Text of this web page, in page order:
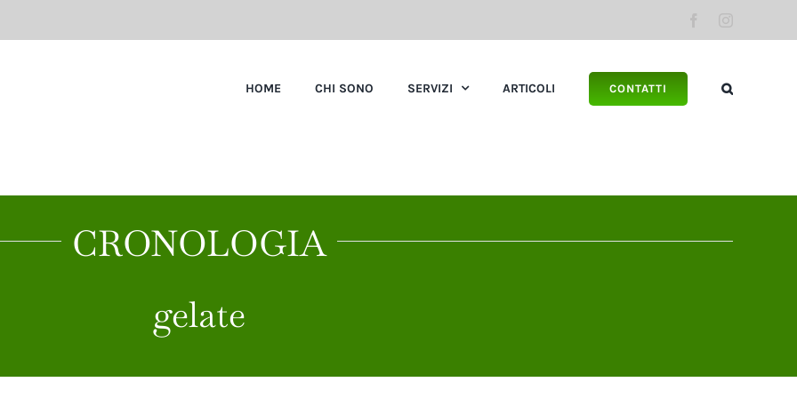
HOME CHI SONO SERVIZI ARTICOLI CONTATTI
CRONOLOGIA
gelate